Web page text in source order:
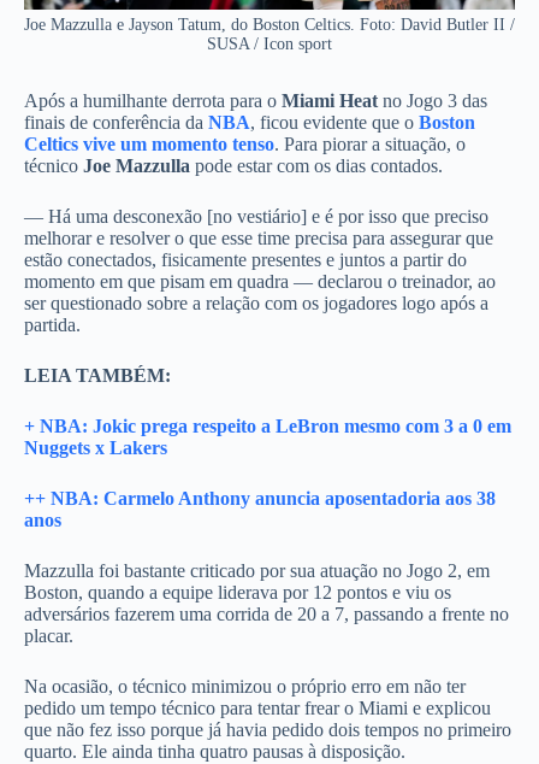
Joe Mazzulla e Jayson Tatum, do Boston Celtics. Foto: David Butler II /
SUSA / Icon sport
Após a humilhante derrota para o Miami Heat no Jogo 3 das
finais de conferência da NBA, ficou evidente que o Boston
Celtics vive um momento tenso. Para piorar a situação, o
técnico Joe Mazzulla pode estar com os dias contados.
— Há uma desconexão [no vestiário] e é por isso que preciso
melhorar e resolver o que esse time precisa para assegurar que
estão conectados, fisicamente presentes e juntos a partir do
momento em que pisam em quadra — declarou o treinador, ao
ser questionado sobre a relação com os jogadores logo após a
partida.
LEIA TAMBÉM:
+ NBA: Jokic prega respeito a LeBron mesmo com 3 a 0 em
Nuggets x Lakers
++ NBA: Carmelo Anthony anuncia aposentadoria aos 38
anos
Mazzulla foi bastante criticado por sua atuação no Jogo 2, em
Boston, quando a equipe liderava por 12 pontos e viu os
adversários fazerem uma corrida de 20 a 7, passando a frente no
placar.
Na ocasião, o técnico minimizou o próprio erro em não ter
pedido um tempo técnico para tentar frear o Miami e explicou
que não fez isso porque já havia pedido dois tempos no primeiro
quarto. Ele ainda tinha quatro pausas à disposição.